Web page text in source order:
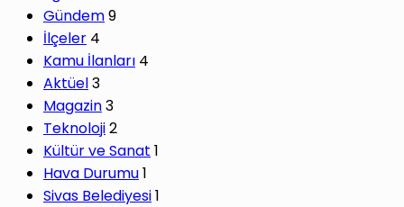
Gündem9
İlçeler 4
Kamu İlanları 4
Aktüel3
Magazin3
Teknoloji2
Kültür ve Sanat 1
Hava Durumu1
Sivas Belediyesi1